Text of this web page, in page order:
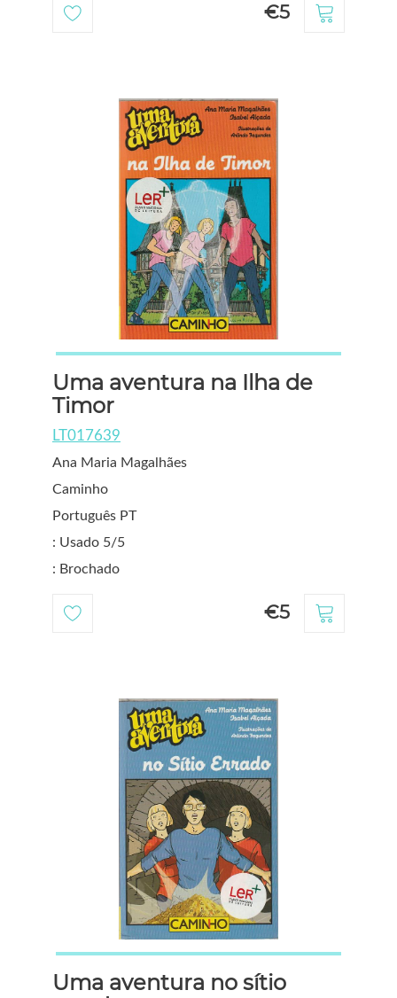
€5
Uma aventura na Ilha de
Timor
LT017639
Ana Maria Magalhães
Caminho
Português PT
: Usado 5/5
: Brochado
€5
Uma aventura no sítio